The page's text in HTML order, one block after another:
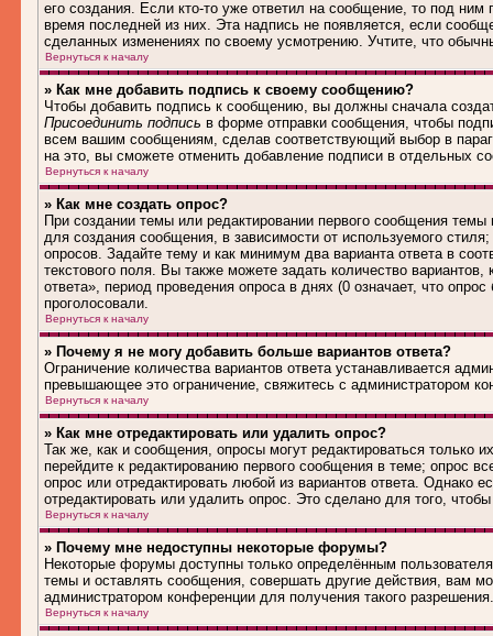
его создания. Если кто-то уже ответил на сообщение, то под
время последней из них. Эта надпись не появляется, если
сделанных изменениях по своему усмотрению. Учтите, что
Вернуться к началу
» Как мне добавить подпись к своему сообщению?
Чтобы добавить подпись к сообщению, вы должны сначала
Присоединить подпись в форме отправки сообщения, чтобы
всем вашим сообщениям, сделав соответствующий выбор в
на это, вы сможете отменить добавление подписи в отдельных
Вернуться к началу
» Как мне создать опрос?
При создании темы или редактировании первого сообщения
для создания сообщения, в зависимости от используемого
опросов. Задайте тему и как минимум два варианта ответа в
текстового поля. Вы также можете задать количество
ответа», период проведения опроса в днях (0 означает, что
проголосовали.
Вернуться к началу
» Почему я не могу добавить больше вариантов ответа?
Ограничение количества вариантов ответа устанавливается
превышающее это ограничение, свяжитесь с администратором
Вернуться к началу
» Как мне отредактировать или удалить опрос?
Так же, как и сообщения, опросы могут редактироваться только
перейдите к редактированию первого сообщения в теме; опрос
опрос или отредактировать любой из вариантов ответа. Однако
отредактировать или удалить опрос. Это сделано для того,
Вернуться к началу
» Почему мне недоступны некоторые форумы?
Некоторые форумы доступны только определённым
темы и оставлять сообщения, совершать другие действия, вам
администратором конференции для получения такого разрешения.
Вернуться к началу